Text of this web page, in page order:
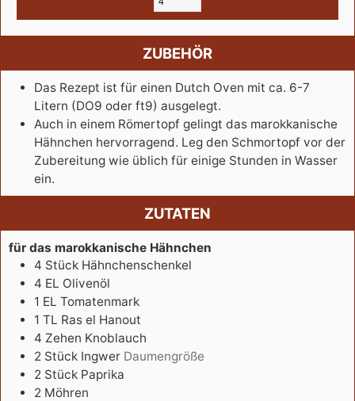
ZUBEHÖR
Das Rezept ist für einen Dutch Oven mit ca. 6-7
Litern (DO9 oder ft9) ausgelegt.
Auch in einem Römertopf gelingt das marokkanische
Hähnchen hervorragend. Leg den Schmortopf vor der
Zubereitung wie üblich für einige Stunden in Wasser
ein.
ZUTATEN
für das marokkanische Hähnchen
4 Stück Hähnchenschenkel
4 EL Olivenöl
1 EL Tomatenmark
1 TL Ras el Hanout
4 Zehen Knoblauch
2 Stück Ingwer Daumengröße
2 Stück Paprika
2 Möhren